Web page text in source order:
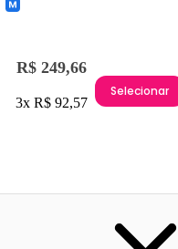
R$ 249,66
3x R$ 92,57
Selecionar